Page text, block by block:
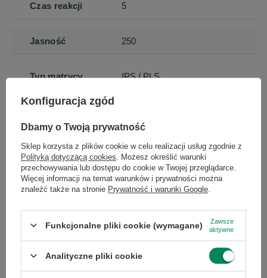
Czas reakcji 5
Jasność 250
Typ matrycy IPS / PLS
matrycy
Proporcje
obrazu
16:9
Częstotliwość
odświeżania
60
Konfiguracja zgód
Dbamy o Twoją prywatność
Sklep korzysta z plików cookie w celu realizacji usług zgodnie z
Polityką dotyczącą cookies . Możesz określić warunki
przechowywania lub dostępu do cookie w Twojej przeglądarce.
Więcej informacji na temat warunków i prywatności można
znaleźć także na stronie Prywatność i warunki Google
Funkcjonalne pliki cookie (wymagane)
Zawsze
aktywne
Analityczne pliki cookie